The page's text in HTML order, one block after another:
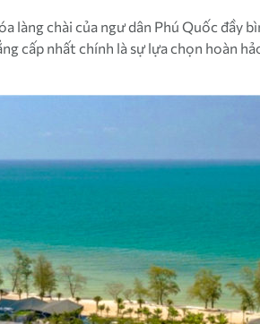
làng chài của ngư dân Phú Quốc đầy
cấp nhất chính là sự lựa chọn hoàn